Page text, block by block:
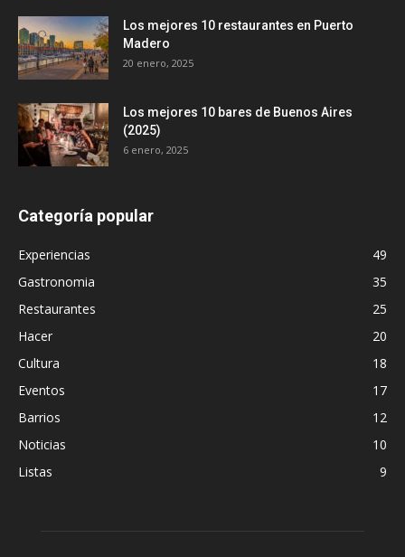
Los mejores 10 restaurantes en Puerto
Madero
20 enero, 2025
Los mejores 10 bares de Buenos Aires
(2025)
6 enero, 2025
Categoría popular
Experiencias
49
Gastronomia
35
Restaurantes
25
Hacer
20
Cultura
18
Eventos
17
Barrios
12
Noticias
10
Listas
9